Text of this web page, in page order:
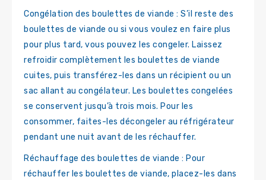
Congélation des boulettes de viande : S’il reste des
boulettes de viande ou si vous voulez en faire plus
pour plus tard, vous pouvez les congeler. Laissez
refroidir complètement les boulettes de viande
cuites, puis transférez-les dans un récipient ou un
sac allant au congélateur. Les boulettes congelées
se conservent jusqu’à trois mois. Pour les
consommer, faites-les décongeler au réfrigérateur
pendant une nuit avant de les réchauffer.
Réchauffage des boulettes de viande : Pour
réchauffer les boulettes de viande, placez-les dans